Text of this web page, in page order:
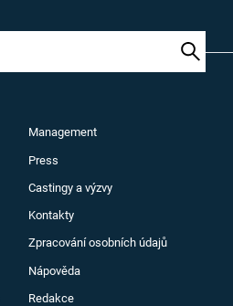
Management
Press
Castingy a výzvy
Kontakty
Zpracování osobních údajů
Nápověda
Redakce